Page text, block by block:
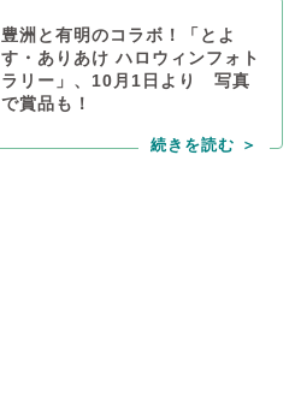
豊洲と有明のコラボ！「とよ
す・ありあけ ハロウィンフォト
ラリー」、10月1日より 写真
で賞品も！